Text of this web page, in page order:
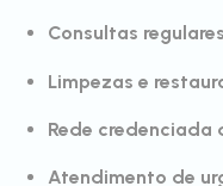
Consultas regulares
Limpezas e
Rede credenciada
Atendimento de